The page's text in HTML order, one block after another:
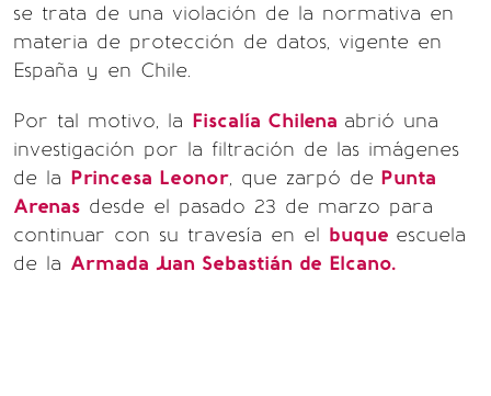
se trata de una violación de la normativa en
materia de protección de datos, vigente en
España y en Chile.
Por tal motivo, la Fiscalía Chilena abrió una
investigación por la filtración de las imágenes
de la Princesa Leonor, que zarpó de Punta
Arenas desde el pasado 23 de marzo para
continuar con su travesía en el buque escuela
de la Armada Juan Sebastián de Elcano.